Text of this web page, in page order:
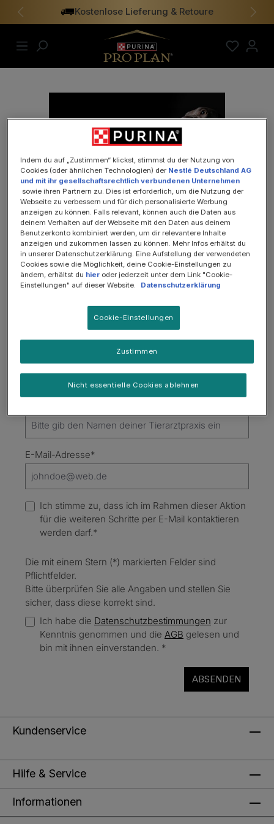
springen Kostenlose Lieferung & Retoure
Vorheriges
Praxis registrieren, zum
Mitarbeiterprogramm anmelden und
doppelt profitieren
E-Mail-Adresse*
Ich stimme zu, dass ich im Rahmen dieser Aktion
für die weiteren Schritte per E-Mail kontaktieren
werden darf.*
Die mit einem Stern (*) markierten Felder sind
Pflichtfelder.
Bitte überprüfen Sie alle Angaben und stellen Sie
sicher, dass diese korrekt sind.
Ich habe die Datenschutzbestimmungen zur
Kenntnis genommen und die AGB gelesen und
bin mit ihnen einverstanden. *
ABSENDEN
Kundenservice
Hilfe & Service
Informationen
Indem du auf „Zustimmen“ klickst, stimmst du der Nutzung von
Cookies (oder ähnlichen Technologien) der Nestlé Deutschland AG
und mit ihr gesellschaftsrechtlich verbundenen Unternehmen
sowie ihren Partnern zu. Dies ist erforderlich, um die Nutzung der
Webseite zu verbessern und für dich personalisierte Werbung
anzeigen zu können. Falls relevant, können auch die Daten aus
deinem Verhalten auf der Webseite mit den Daten aus deinem
Benutzerkonto kombiniert werden, um dir relevantere Inhalte
anzeigen und zukommen lassen zu können. Mehr Infos erhältst du
in unserer Datenschutzerklärung. Eine Aufstellung der verwendeten
Cookies sowie die Möglichkeit, deine Cookie-Einstellungen zu
ändern, erhältst du hier oder jederzeit unter dem Link "Cookie-
Einstellungen" auf dieser Website.
Datenschutzerklärung
Cookie-Einstellungen
Nicht essentielle Cookies ablehnen
Zustimmen